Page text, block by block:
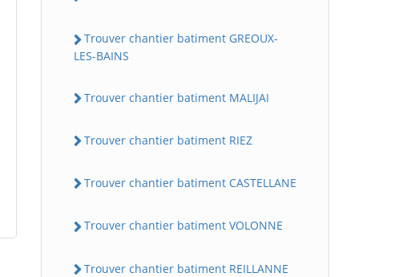
Trouver chantier batiment GREOUX-
LES-BAINS
Trouver chantier batiment MALIJAI
Trouver chantier batiment RIEZ
Trouver chantier batiment CASTELLANE
Trouver chantier batiment VOLONNE
Trouver chantier batiment REILLANNE